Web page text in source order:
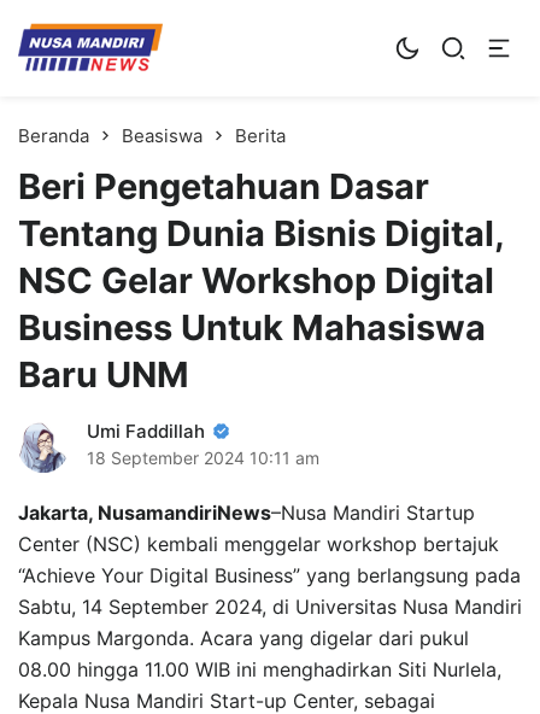
Kampus Digital Bisnis
Universitas Nusa Mandiri
Beranda Beasiswa Berita
Beri Pengetahuan Dasar
Tentang Dunia Bisnis Digital,
NSC Gelar Workshop Digital
Business Untuk Mahasiswa
Baru UNM
Umi Faddillah
18 September 2024 10:11 am
Jakarta, NusamandiriNews–Nusa Mandiri Startup
Center (NSC) kembali menggelar workshop bertajuk
“Achieve Your Digital Business” yang berlangsung pada
Sabtu, 14 September 2024, di Universitas Nusa Mandiri
Kampus Margonda. Acara yang digelar dari pukul
08.00 hingga 11.00 WIB ini menghadirkan Siti Nurlela,
Kepala Nusa Mandiri Start-up Center, sebagai